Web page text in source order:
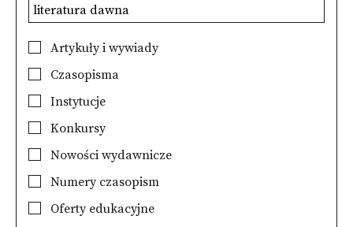
Artykuły i wywiady
Czasopisma
Instytucje
Konkursy
Nowości wydawnicze
Numery czasopism
Oferty edukacyjne